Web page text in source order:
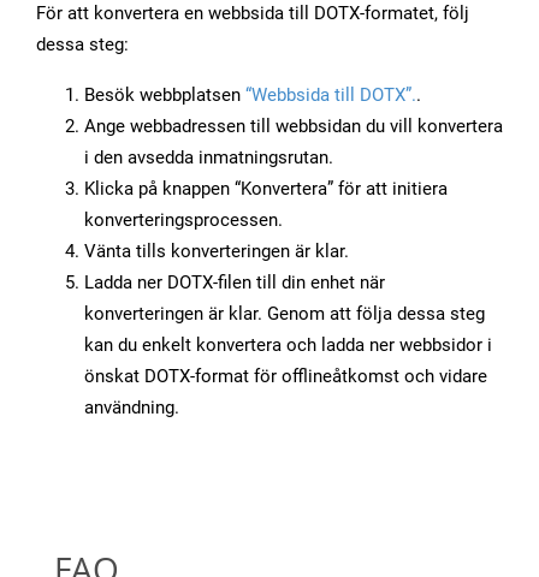
För att konvertera en webbsida till DOTX-formatet, följ
dessa steg:
Besök webbplatsen “Webbsida till DOTX”..
Ange webbadressen till webbsidan du vill konvertera
i den avsedda inmatningsrutan.
Klicka på knappen “Konvertera” för att initiera
konverteringsprocessen.
Vänta tills konverteringen är klar.
Ladda ner DOTX-filen till din enhet när
konverteringen är klar. Genom att följa dessa steg
kan du enkelt konvertera och ladda ner webbsidor i
önskat DOTX-format för offlineåtkomst och vidare
användning.